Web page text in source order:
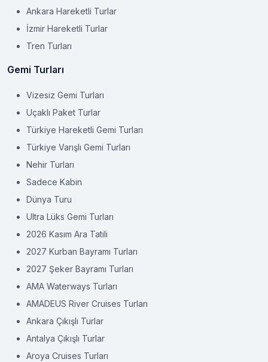
Ankara Hareketli Turlar
İzmir Hareketli Turlar
Tren Turları
Gemi Turları
Vizesiz Gemi Turları
Uçaklı Paket Turlar
Türkiye Hareketli Gemi Turları
Türkiye Varışlı Gemi Turları
Nehir Turları
Sadece Kabin
Dünya Turu
Ultra Lüks Gemi Turları
2026 Kasım Ara Tatili
2027 Kurban Bayramı Turları
2027 Şeker Bayramı Turları
AMA Waterways Turları
AMADEUS River Cruises Turları
Ankara Çıkışlı Turlar
Antalya Çıkışlı Turlar
Aroya Cruises Turları